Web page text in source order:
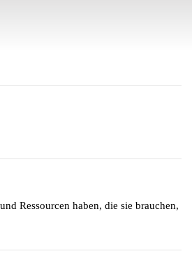
Ressourcen haben, die sie brauchen,